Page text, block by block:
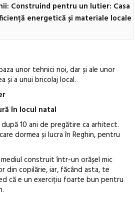
Construind pentru un lutier: Casa
energetică și materiale locale
unor tehnici noi, dar și ale unor
și a unui bricolaj local.
în locul natal
10 ani de pregătire ca arhitect.
dormea și lucra în Reghin, pentru
construit într-un orășel mic
din copilărie, iar, făcând asta, te
că e un exercițiu foarte bun pentru